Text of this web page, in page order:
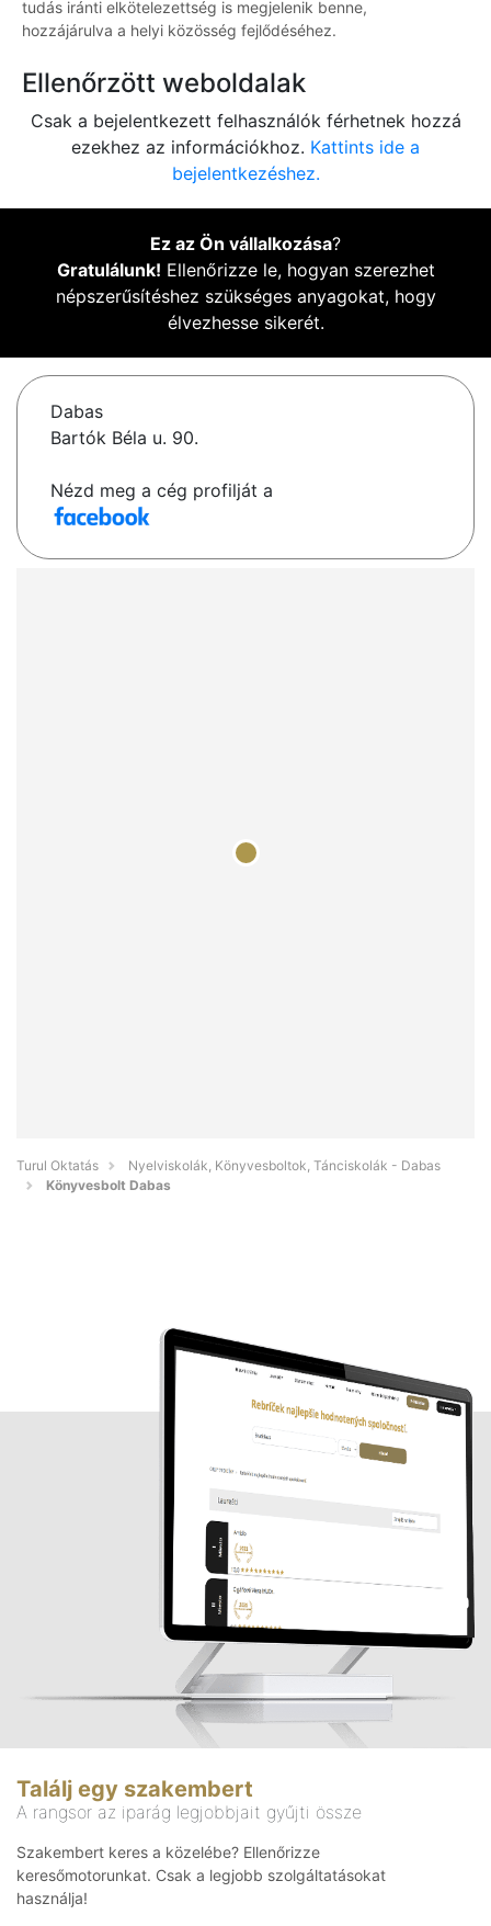
tudás iránti elkötelezettség is megjelenik benne,
hozzájárulva a helyi közösség fejlődéséhez.
Ellenőrzött weboldalak
Csak a bejelentkezett felhasználók férhetnek hozzá
ezekhez az információkhoz. Kattints ide a
bejelentkezéshez.
Ez az Ön vállalkozása?
Gratulálunk! Ellenőrizze le, hogyan szerezhet
népszerűsítéshez szükséges anyagokat, hogy
élvezhesse sikerét.
Dabas
Bartók Béla u. 90.
Nézd meg a cég profilját a
Turul Oktatás
Nyelviskolák, Könyvesboltok, Tánciskolák - Dabas
Könyvesbolt Dabas
Találj egy szakembert
A rangsor az iparág legjobbjait gyűjti össze
Szakembert keres a közelébe? Ellenőrizze
keresőmotorunkat. Csak a legjobb szolgáltatásokat
használja!